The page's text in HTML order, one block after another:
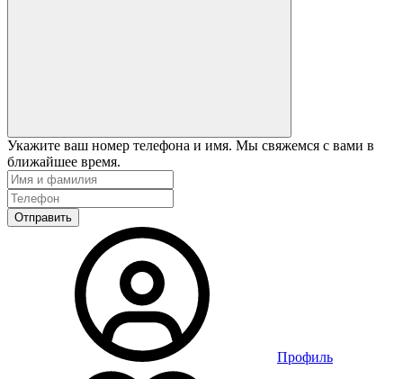
Укажите ваш номер телефона и имя. Мы свяжемся с вами в
ближайшее время.
Отправить
Профиль